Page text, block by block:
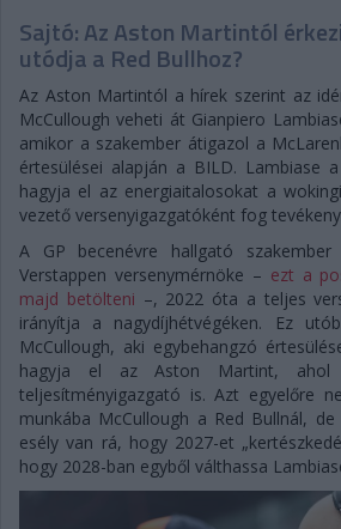
Sajtó: Az Aston Martintól
utódja a Red Bullhoz?
Az Aston Martintól a hírek szerint az
McCullough veheti át Gianpiero
amikor a szakember átigazol a
értesülései alapján a BILD. Lambiase
hagyja el az energiaitalosokat a
vezető versenyigazgatóként fog
A GP becenévre hallgató
Verstappen versenymérnöke – ezt a
majd betölteni –, 2022 óta a teljes
irányítja a nagydíjhétvégéken. Ez
McCullough, aki egybehangzó
hagyja el az Aston Martint,
teljesítményigazgató is. Azt egyelőre
munkába McCullough a Red Bullnál,
esély van rá, hogy 2027-et
hogy 2028-ban egyből válthassa